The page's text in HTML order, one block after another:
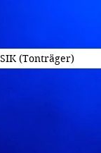
(Tonträger)